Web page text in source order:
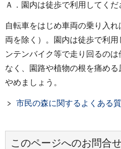
Ａ．園内は徒歩で利用してくだ
自転車をはじめ車両の乗り入
両を除く）。園内は徒歩で利
ンテンバイク等で走り回るの
なく、園路や植物の根を痛め
やめましょう。
市民の森に関するよくある
このページへのお問合せ